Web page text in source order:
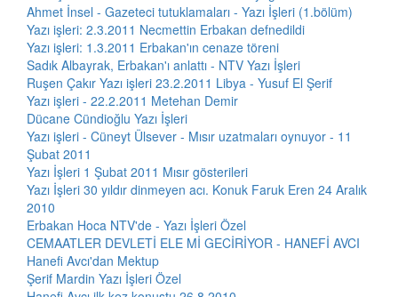
Ahmet İnsel - Gazeteci tutuklamaları - Yazı İşleri (1.bölüm)
Yazı işleri: 2.3.2011 Necmettin Erbakan defnedildi
Yazı işleri: 1.3.2011 Erbakan'ın cenaze töreni
Sadık Albayrak, Erbakan'ı anlattı - NTV Yazı İşleri
Ruşen Çakır Yazı işleri 23.2.2011 Libya - Yusuf El Şerif
Yazı işleri - 22.2.2011 Metehan Demir
Dücane Cündioğlu Yazı İşleri
Yazı işleri - Cüneyt Ülsever - Mısır uzatmaları oynuyor - 11
Şubat 2011
Yazı İşleri 1 Şubat 2011 Mısır gösterileri
Yazı İşleri 30 yıldır dinmeyen acı. Konuk Faruk Eren 24 Aralık
2010
Erbakan Hoca NTV'de - Yazı İşleri Özel
CEMAATLER DEVLETİ ELE Mİ GECİRİYOR - HANEFİ AVCI
Hanefi Avcı'dan Mektup
Şerif Mardin Yazı İşleri Özel